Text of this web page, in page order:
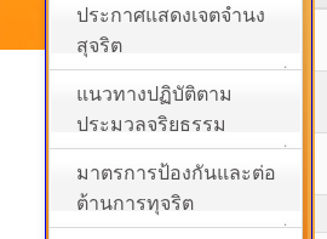
ประกาศแสดงเจตจำนง
สุจริต
แนวทางปฏิบัติตาม
ประมวลจริยธรรม
มาตรการป้องกันและต่อ
ต้านการทุจริต